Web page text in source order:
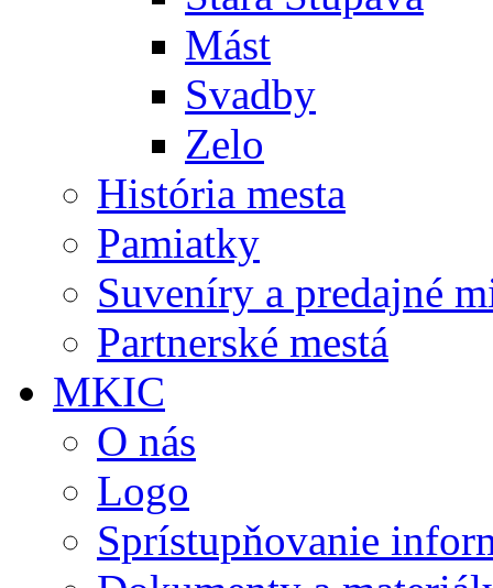
Mást
Svadby
Zelo
História mesta
Pamiatky
Suveníry a predajné
Partnerské mestá
MKIC
O nás
Logo
Sprístupňovanie